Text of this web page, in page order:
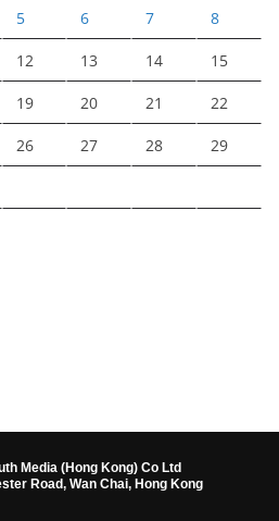
5 6 7 8
12 13 14 15
19 20 21 22
26 27 28 29
Media (Hong Kong) Co Ltd
Road, Wan Chai, Hong Kong